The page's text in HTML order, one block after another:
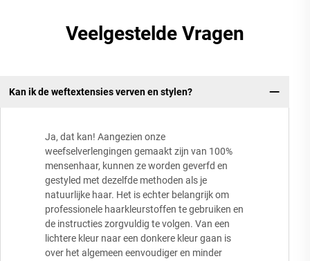
Veelgestelde Vragen
Kan ik de weftextensies verven en stylen?
Ja, dat kan! Aangezien onze
weefselverlengingen gemaakt zijn van 100%
mensenhaar, kunnen ze worden geverfd en
gestyled met dezelfde methoden als je
natuurlijke haar. Het is echter belangrijk om
professionele haarkleurstoffen te gebruiken en
de instructies zorgvuldig te volgen. Van een
lichtere kleur naar een donkere kleur gaan is
over het algemeen eenvoudiger en minder